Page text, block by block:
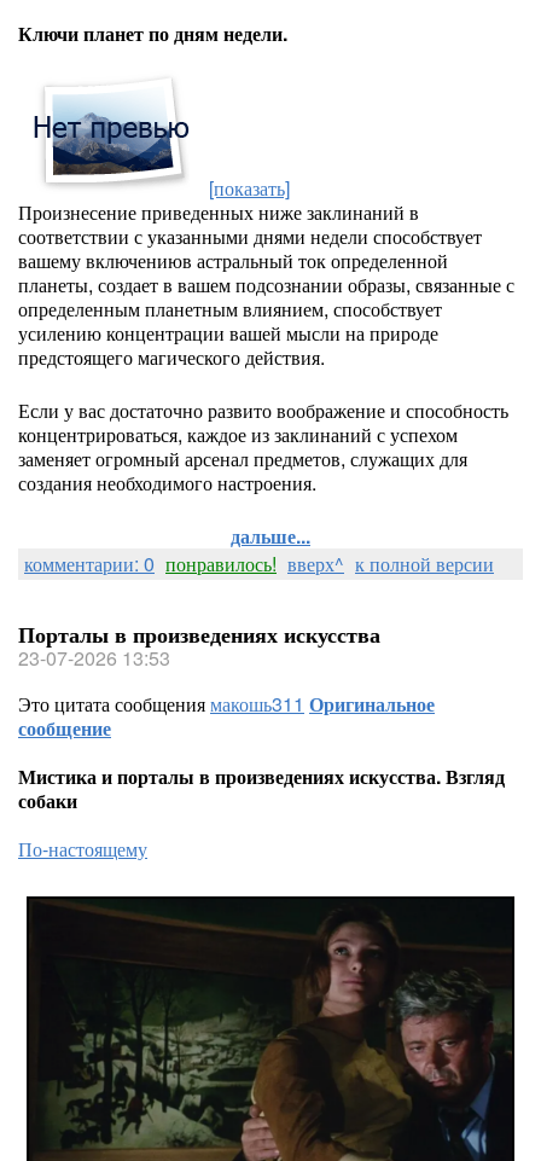
Ключи планет по дням недели.
[показать]
Произнесение приведенных ниже заклинаний в
соответствии с указанными днями недели способствует
вашему включениюв астральный ток определенной
планеты, создает в вашем подсознании образы, связанные с
определенным планетным влиянием, способствует
усилению концентрации вашей мысли на природе
предстоящего магического действия.
Если у вас достаточно развито воображение и способность
концентрироваться, каждое из заклинаний с успехом
заменяет огромный арсенал предметов, служащих для
создания необходимого настроения.
дальше...
комментарии: 0 понравилось! вверх^ к полной версии
Порталы в произведениях искусства
23-07-2026 13:53
Это цитата сообщениямакошь311 Оригинальное
сообщение
Мистика и порталы в произведениях искусства. Взгляд
собаки
По-настоящему